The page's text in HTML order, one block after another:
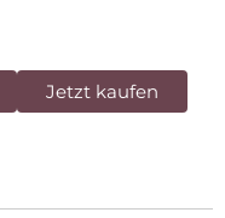
Jetzt kaufen